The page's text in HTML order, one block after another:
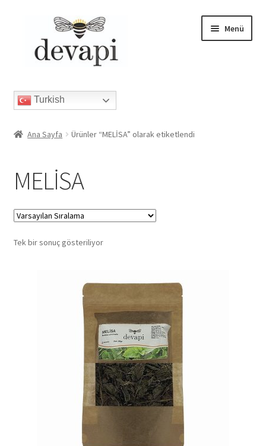
Menü
BLOG
FİTOTERAPİ
BASINDA BİZ
GALERİ
Turkish
Ana Sayfa Ürünler “MELİSA” olarak etiketlendi
MELİSA
Tek bir sonuç gösteriliyor